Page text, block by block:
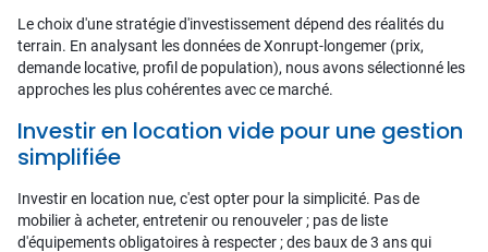
Le choix d'une stratégie d'investissement dépend des réalités du
terrain. En analysant les données de Xonrupt-longemer (prix,
demande locative, profil de population), nous avons sélectionné les
approches les plus cohérentes avec ce marché.
Investir en location vide pour une gestion
simplifiée
Investir en location nue, c'est opter pour la simplicité. Pas de
mobilier à acheter, entretenir ou renouveler ; pas de liste
d'équipements obligatoires à respecter ; des baux de 3 ans qui